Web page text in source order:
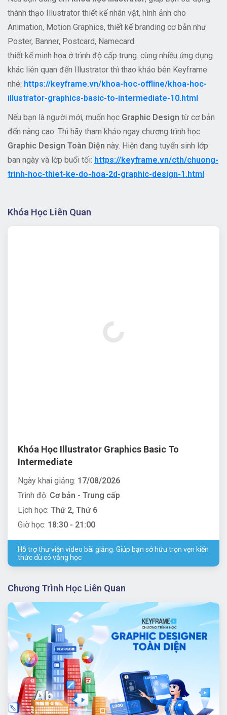
thành thạo Illustrator thiết kế nhân vật, hình ảnh cho
Animation, Motion Graphics, thiết kế branding cơ bản như
Poster, Banner, Postcard, Namecard.
thiết kế minh họa ở trình độ cấp trung. cùng nhiều ứng dụng
khác liên quan đến Illustrator thì thao khảo bên Keyframe
nhé: https://keyframe.vn/khoa-hoc-offline/khoa-hoc-
illustrator-graphics-basic-to-intermediate-10.html
Nếu bạn là người mới, muốn học Graphic Design từ cơ bản
đến nâng cao. Thì hãy tham khảo ngay chương trình học
Graphic Design Toàn Diện này. Hiện đang tuyển sinh lớp
ban ngày và lớp buổi tối: https://keyframe.vn/cth/chuong-
trinh-hoc-thiet-ke-do-hoa-2d-graphic-design-1.html
Khóa Học Liên Quan
Khóa Học Illustrator Graphics Basic To
Intermediate
Ngày khai giảng: 17/08/2026
Trình độ: Cơ bản - Trung cấp
Lịch học: Thứ 2, Thứ 6
Giờ học: 18:30 - 21:00
Hỗ trợ thư viện video bài giảng. Giúp bạn sở hữu trọn vẹn kiến
thức dù có vắng học
Chương Trình Học Liên Quan